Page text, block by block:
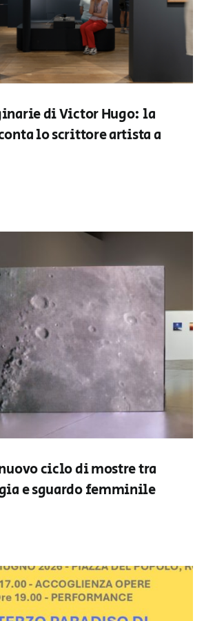
di Victor Hugo: la
lo scrittore artista a
ciclo di mostre tra
e sguardo femminile